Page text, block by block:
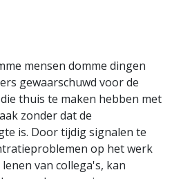
mensen domme dingen
gewaarschuwd voor de
thuis te maken hebben met
zonder dat de
is. Door tijdig signalen te
op het werk
van collega's, kan